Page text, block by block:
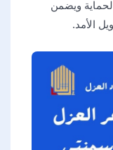
ويضمن
الأمد.